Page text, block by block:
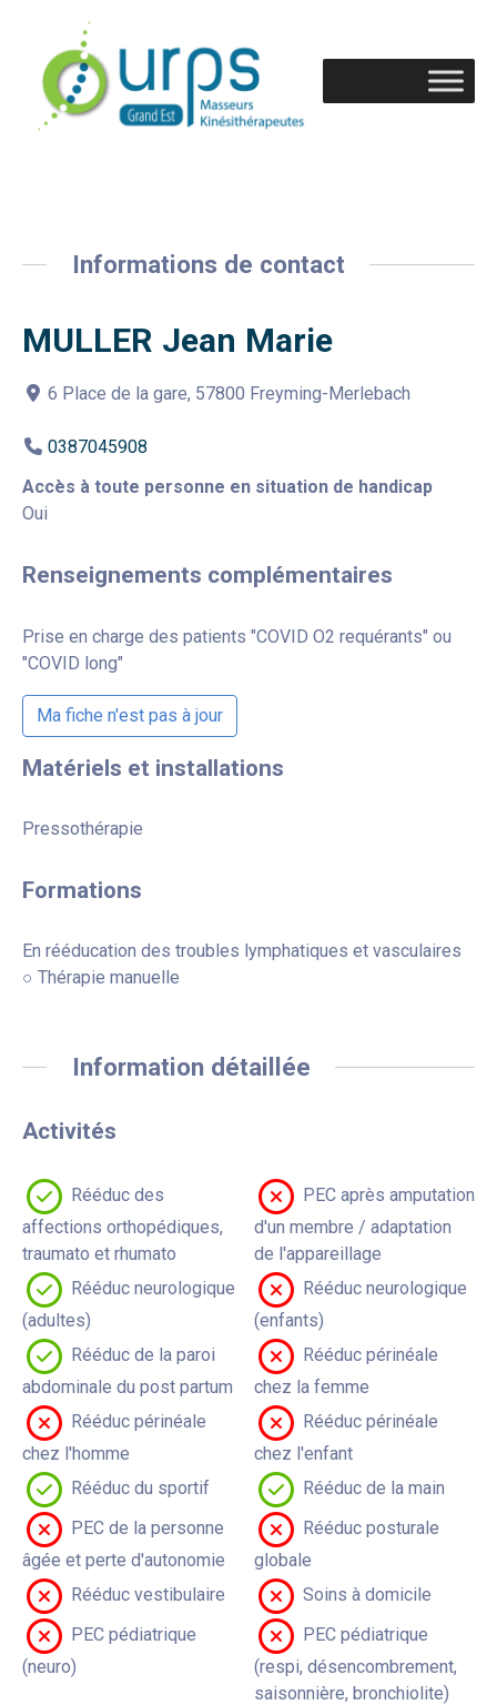
Informations de contact
MULLER Jean Marie
6 Place de la gare, 57800 Freyming-Merlebach
0387045908
Accès à toute personne en situation de handicap
Oui
Renseignements complémentaires
Prise en charge des patients "COVID O2 requérants" ou
"COVID long"
Ma fiche n'est pas à jour
Matériels et installations
Pressothérapie
Formations
En rééducation des troubles lymphatiques et vasculaires
○ Thérapie manuelle
Information détaillée
Activités
Rééduc des
affections orthopédiques,
traumato et rhumato
PEC après amputation
d'un membre / adaptation
de l'appareillage
Rééduc neurologique
(adultes)
Rééduc neurologique
(enfants)
Rééduc de la paroi
abdominale du post partum
Rééduc périnéale
chez la femme
Rééduc périnéale
chez l'homme
Rééduc périnéale
chez l'enfant
Rééduc du sportif
Rééduc de la main
PEC de la personne
âgée et perte d'autonomie
Rééduc posturale
globale
Rééduc vestibulaire
Soins à domicile
PEC pédiatrique
(neuro)
PEC pédiatrique
(respi, désencombrement,
saisonnière, bronchiolite)